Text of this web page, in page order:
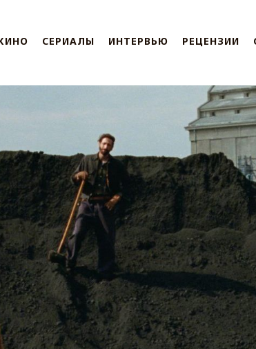
СЕРИАЛЫ ИНТЕРВЬЮ РЕЦЕНЗИИ